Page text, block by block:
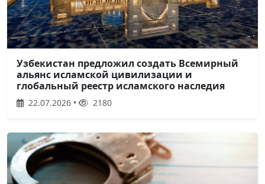
Узбекистан предложил создать Всемирный
альянс исламской цивилизации и
глобальный реестр исламского наследия
22.07.2026 • 2180